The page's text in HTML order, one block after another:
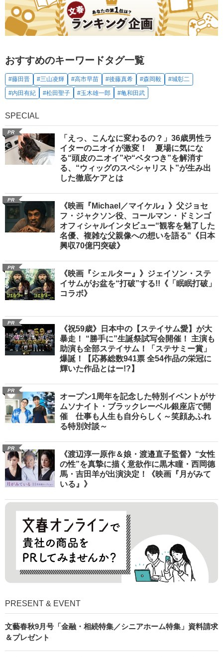
おすすめのキーワードタグ一覧
#藤田晋 #三山凌輝 #高市早苗 #後藤真希 #森岡毅
#城彰二
#内田有紀
#松田聖子 #玉木雄一郎 #亀和田武
SPECIAL
PR
「えっ、こんなに変わるの？」36歳男性ラ
イターのニオイが激変！ 夏場に気にな
る“頭皮のニオイ”や“ベタつき”を解消す
る、“ウィッグのスペシャリスト”が生み出
した徹底ケアとは
PR
《映画『Michael／マイケル』》父ジョセ
フ・ジャクソン役、コールマン・ドミンゴ
オフィシャルインタビュー“観客を魅了した
名優、複雑な父親像への想いを語る”《日本
興収70億円突破》
PR
《映画『シェルター』》ジェイソン・ステ
イサムがお盆を“打破”する!!《「眠眠打破」
コラボ》
PR
《祝59歳》日本中の【ステイサム愛】が大
暴走！ “勝手に”生誕祭試写会開催！ 主演も
助演も全部ステイサム！「ステサミー賞」
爆誕！【応募総数941票 全54作品の栄冠に
輝いた作品とはー!?】
PR
オープン1周年を記念した特別イベントがサ
ムソナイト・ブラックレーベル銀座店で開
催 仕事も人生も自分らしく～笑顔あふれ
る特別対談～
PR
《渡辺淳一原作＆娘・渡邉直子監督》“女性
の性”を真摯に描く意欲作に黒木瞳・西岡德
馬・吉田羊が出演決定！《映画『月がみて
いる』》
PRESENT & EVENT
文藝春秋9月号「金融・相続特集／シニアホーム特集」資料請求
＆プレゼント